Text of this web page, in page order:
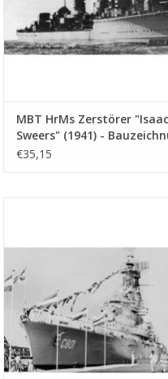
MBT HrMs Zerstörer "Isaac
Sweers" (1941) -
Maßstab 1 : 200 (10.11.001)
€35,15
ZUM WARENKORB